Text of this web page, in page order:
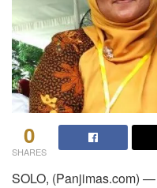
0
SHARES
SOLO, (Panjimas.com)